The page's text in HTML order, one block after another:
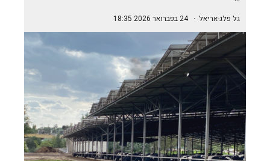
גל פלג-אריאל · 24 בפברואר 2026 18:35